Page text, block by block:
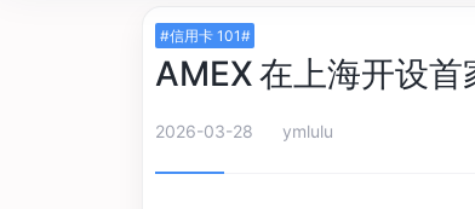
#信用卡 101#
AMEX 在上海开设
2026-03-28 ymlulu